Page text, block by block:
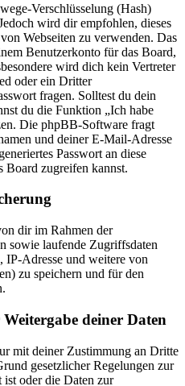
Verschlüsselung (Hash)
wird dir empfohlen, dieses
Webseiten zu verwenden. Das
Benutzerkonto für das Board,
wird dich kein Vertreter
oder ein Dritter
fragen. Solltest du dein
du die Funktion „Ich habe
Die phpBB-Software fragt
und deiner E-Mail-Adresse
Passwort an diese
Board zugreifen kannst.
dir im Rahmen der
sowie laufende Zugriffsdaten
Adresse und weitere von
zu speichern und für den
deiner Daten
mit deiner Zustimmung an Dritte
gesetzlicher Regelungen zur
ist oder die Daten zur